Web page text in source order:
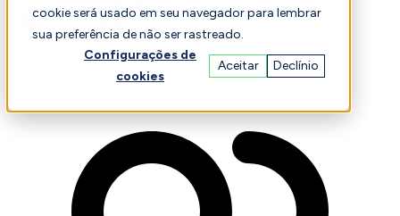
cookie será usado em seu navegador para lembrar
sua preferência de não ser rastreado.
Configurações de
cookies
Aceitar Declínio
Finança Desempenho